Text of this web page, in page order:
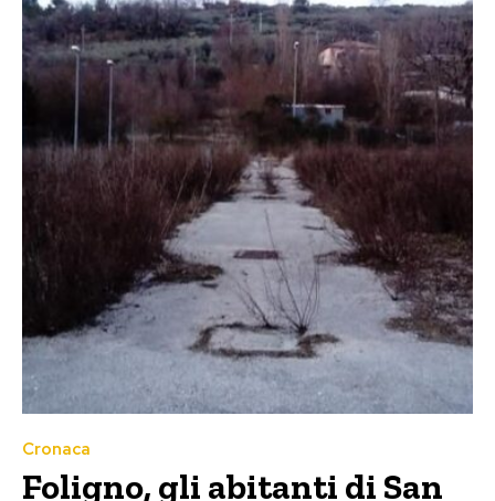
Cronaca
Foligno, gli abitanti di San